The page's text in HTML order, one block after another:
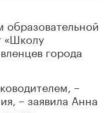
образовательной
«Школу
города
–
– заявила Анна